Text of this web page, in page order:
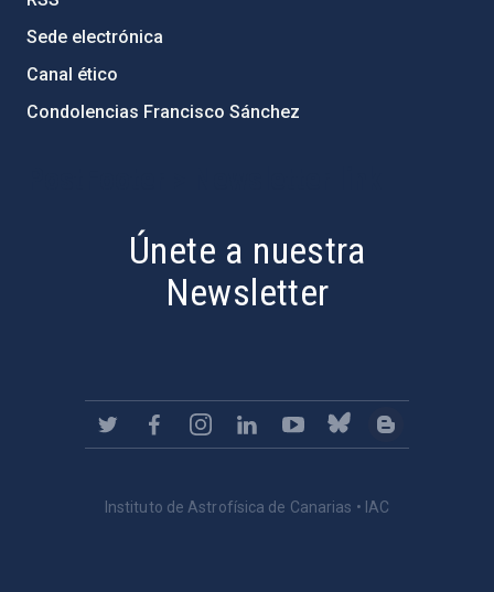
Sede electrónica
Canal ético
Condolencias Francisco Sánchez
Únete a nuestra
Newsletter
Instituto de Astrofísica de Canarias • IAC